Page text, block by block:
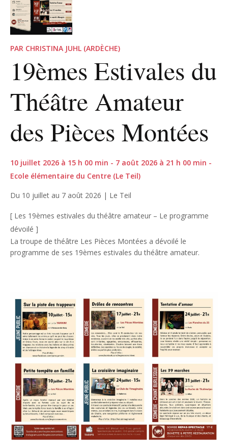
PAR CHRISTINA JUHL (ARDÈCHE)
19èmes Estivales du
Théâtre Amateur
des Pièces Montées
10 juillet 2026 à 15 h 00 min - 7 août 2026 à 21 h 00 min -
Ecole élémentaire du Centre (Le Teil)
Du 10 juillet au 7 août 2026 | Le Teil
[ Les 19èmes estivales du théâtre amateur – Le programme
dévoilé ]
La troupe de théâtre Les Pièces Montées a dévoilé le
programme de ses 19èmes estivales du théâtre amateur.